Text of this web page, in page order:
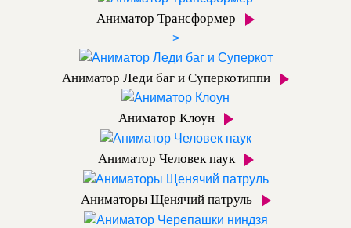
Аниматор Трансформер
>
Аниматор Леди баг и Суперкотиппи
Аниматор Клоун
Аниматор Человек паук
Аниматоры Щенячий патруль